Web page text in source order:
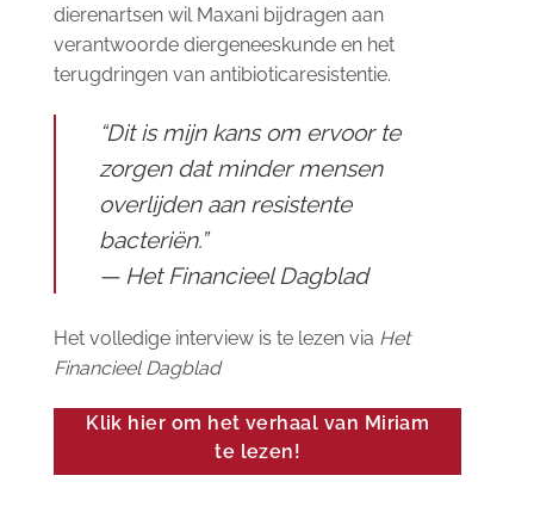
dierenartsen wil Maxani bijdragen aan
verantwoorde diergeneeskunde en het
terugdringen van antibioticaresistentie.
“Dit is mijn kans om ervoor te
zorgen dat minder mensen
overlijden aan resistente
bacteriën.”
— Het Financieel Dagblad
Het volledige interview is te lezen via Het
Financieel Dagblad
Klik hier om het verhaal van Miriam
te lezen!